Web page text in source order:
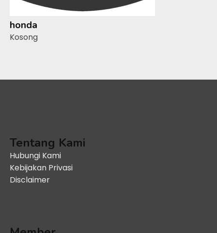
honda
Kosong
Tentang Kami
Hubungi Kami
Kebijakan Privasi
Disclaimer